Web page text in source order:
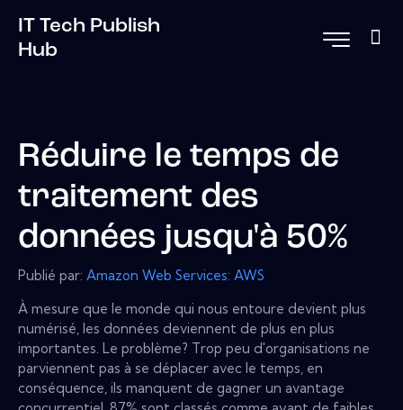
IT Tech Publish
Hub
Réduire le temps de
traitement des
données jusqu'à 50%
Publié par: Amazon Web Services: AWS
À mesure que le monde qui nous entoure devient plus
numérisé, les données deviennent de plus en plus
importantes. Le problème? Trop peu d'organisations ne
parviennent pas à se déplacer avec le temps, en
conséquence, ils manquent de gagner un avantage